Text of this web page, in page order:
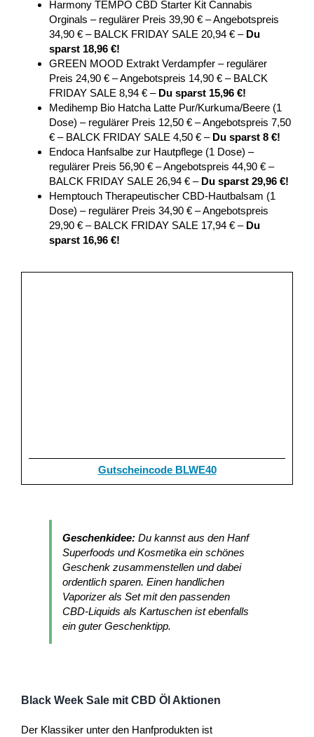
Harmony TEMPO CBD Starter Kit Cannabis
Orginals – regulärer Preis 39,90 € – Angebotspreis
34,90 € – BALCK FRIDAY SALE 20,94 € – Du
sparst 18,96 €!
GREEN MOOD Extrakt Verdampfer – regulärer
Preis 24,90 € – Angebotspreis 14,90 € – BALCK
FRIDAY SALE 8,94 € – Du sparst 15,96 €!
Medihemp Bio Hatcha Latte Pur/Kurkuma/Beere (1
Dose) – regulärer Preis 12,50 € – Angebotspreis 7,50
€ – BALCK FRIDAY SALE 4,50 € – Du sparst 8 €!
Endoca Hanfsalbe zur Hautpflege (1 Dose) –
regulärer Preis 56,90 € – Angebotspreis 44,90 € –
BALCK FRIDAY SALE 26,94 € – Du sparst 29,96 €!
Hemptouch Therapeutischer CBD-Hautbalsam (1
Dose) – regulärer Preis 34,90 € – Angebotspreis
29,90 € – BALCK FRIDAY SALE 17,94 € – Du
sparst 16,96 €!
Gutscheincode BLWE40
Geschenkidee: Du kannst aus den Hanf
Superfoods und Kosmetika ein schönes
Geschenk zusammenstellen und dabei
ordentlich sparen. Einen handlichen
Vaporizer als Set mit den passenden
CBD-Liquids als Kartuschen ist ebenfalls
ein guter Geschenktipp.
Black Week Sale mit CBD Öl Aktionen
Der Klassiker unter den Hanfprodukten ist